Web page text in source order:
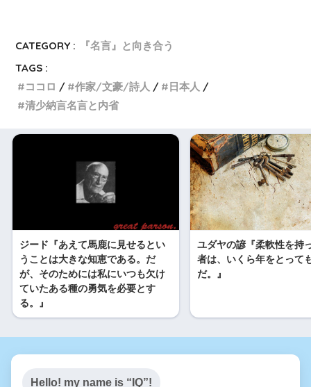
t
n
n
t e
i
b
o
CATEGORY :
『名言』と向き合う
TAGS :
ココロ
作家/文豪/詩人
日本人
清少納言名言と内省
ジード『あえて馬鹿に見せるとい
うことは大きな知恵である。だ
が、そのためには私にいつも欠け
ていたある種の勇気を必要とす
る。』
ユダヤの諺『柔軟性を持
者は、いくら年をとって
だ。』
Hello! my name is “IQ”!